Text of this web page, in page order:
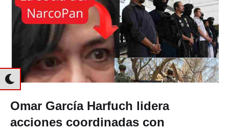
Omar García Harfuch lidera
acciones coordinadas con